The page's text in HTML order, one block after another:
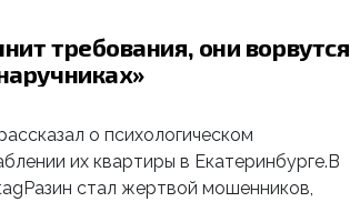
требования, они ворвутся
о психологическом
их квартиры в Екатеринбурге.В
стал жертвой мошенников,